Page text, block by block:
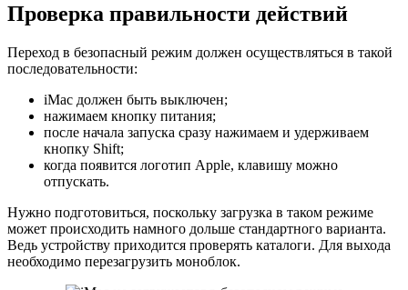
Проверка правильности действий
Переход в безопасный режим должен осуществляться в такой
последовательности:
iMac должен быть выключен;
нажимаем кнопку питания;
после начала запуска сразу нажимаем и удерживаем
кнопку Shift;
когда появится логотип Apple, клавишу можно
отпускать.
Нужно подготовиться, поскольку загрузка в таком режиме
может происходить намного дольше стандартного варианта.
Ведь устройству приходится проверять каталоги. Для выхода
необходимо перезагрузить моноблок.